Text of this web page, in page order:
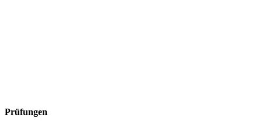
Prüfungen